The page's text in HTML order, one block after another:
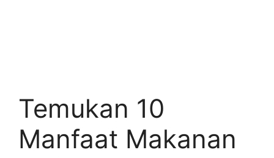
Temukan 10
Manfaat Makanan